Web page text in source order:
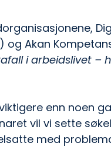
og Akan
i arbeidslivet –
enn noen
vil vi sette
med